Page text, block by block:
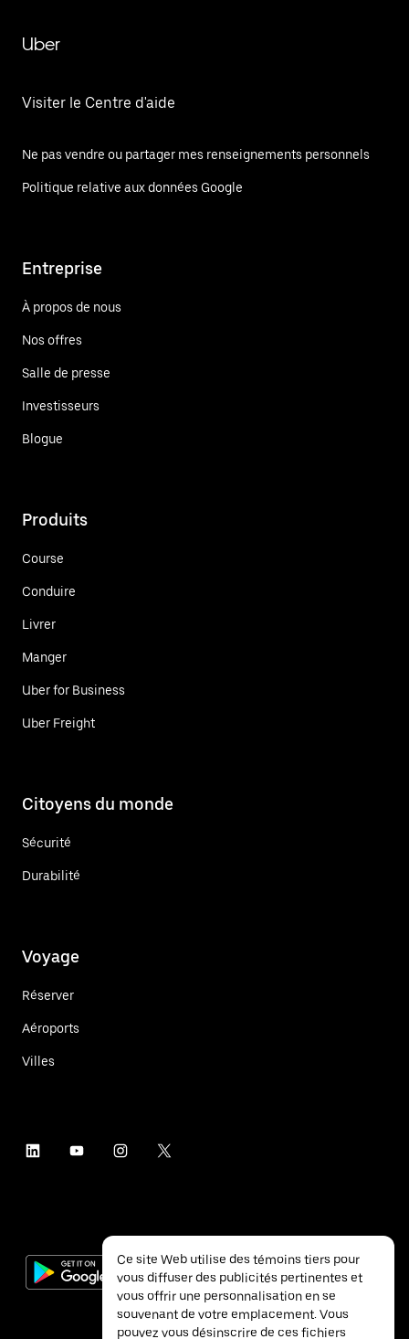
Uber
Visiter le Centre d'aide
Ne pas vendre ou partager mes renseignements personnels
Politique relative aux données Google
Entreprise
À propos de nous
Nos offres
Salle de presse
Investisseurs
Blogue
Produits
Course
Conduire
Livrer
Manger
Uber for Business
Uber Freight
Citoyens du monde
Sécurité
Durabilité
Voyage
Réserver
Aéroports
Villes
Ce site Web utilise des témoins tiers pour
vous diffuser des publicités pertinentes et
vous offrir une personnalisation en se
souvenant de votre emplacement. Vous
pouvez vous désinscrire de ces fichiers